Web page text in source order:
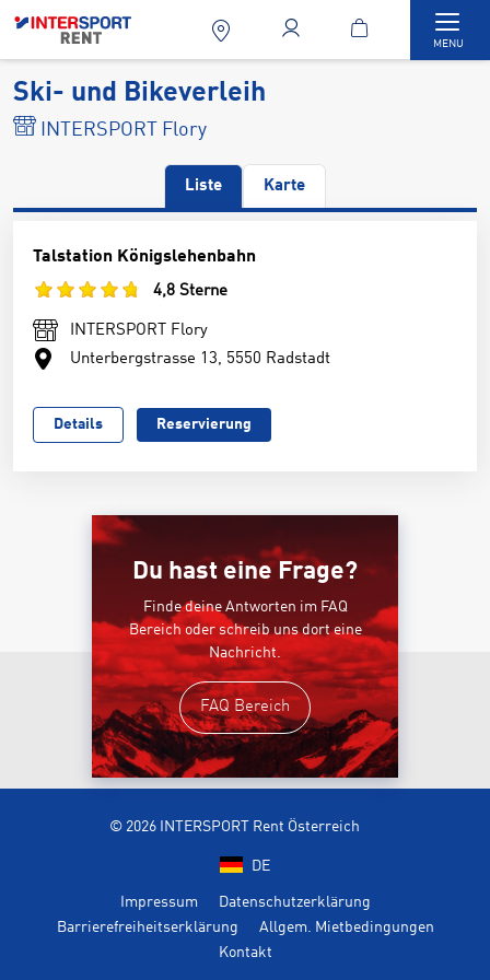
MENU
Ski- und Bikeverleih
INTERSPORT Flory
Liste Karte
Talstation Königslehenbahn
4,8 Sterne
INTERSPORT Flory
Unterbergstrasse 13, 5550 Radstadt
Details Reservierung
Du hast eine Frage?
Finde deine Antworten im FAQ
Bereich oder schreib uns dort eine
Nachricht.
FAQ Bereich
© 2026 INTERSPORT Rent Österreich
DE
Impressum
Datenschutzerklärung
Barrierefreiheitserklärung
Allgem. Mietbedingungen
Kontakt